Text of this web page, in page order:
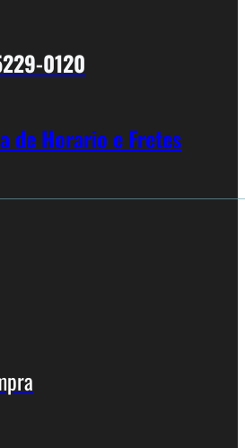
0120
de Horario e Fretes